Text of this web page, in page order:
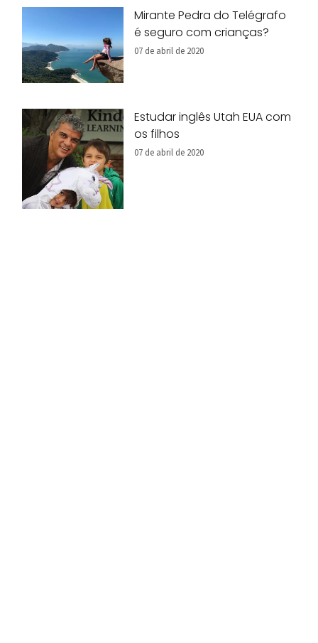
Mirante Pedra do Telégrafo
é seguro com crianças?
07 de abril de 2020
Estudar inglês Utah EUA com
os filhos
07 de abril de 2020